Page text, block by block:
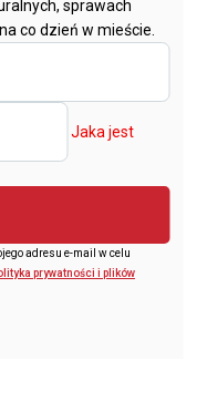
sprawach
co dzień w mieście.
Jaka jest
adresu e-mail w celu
prywatności i plików